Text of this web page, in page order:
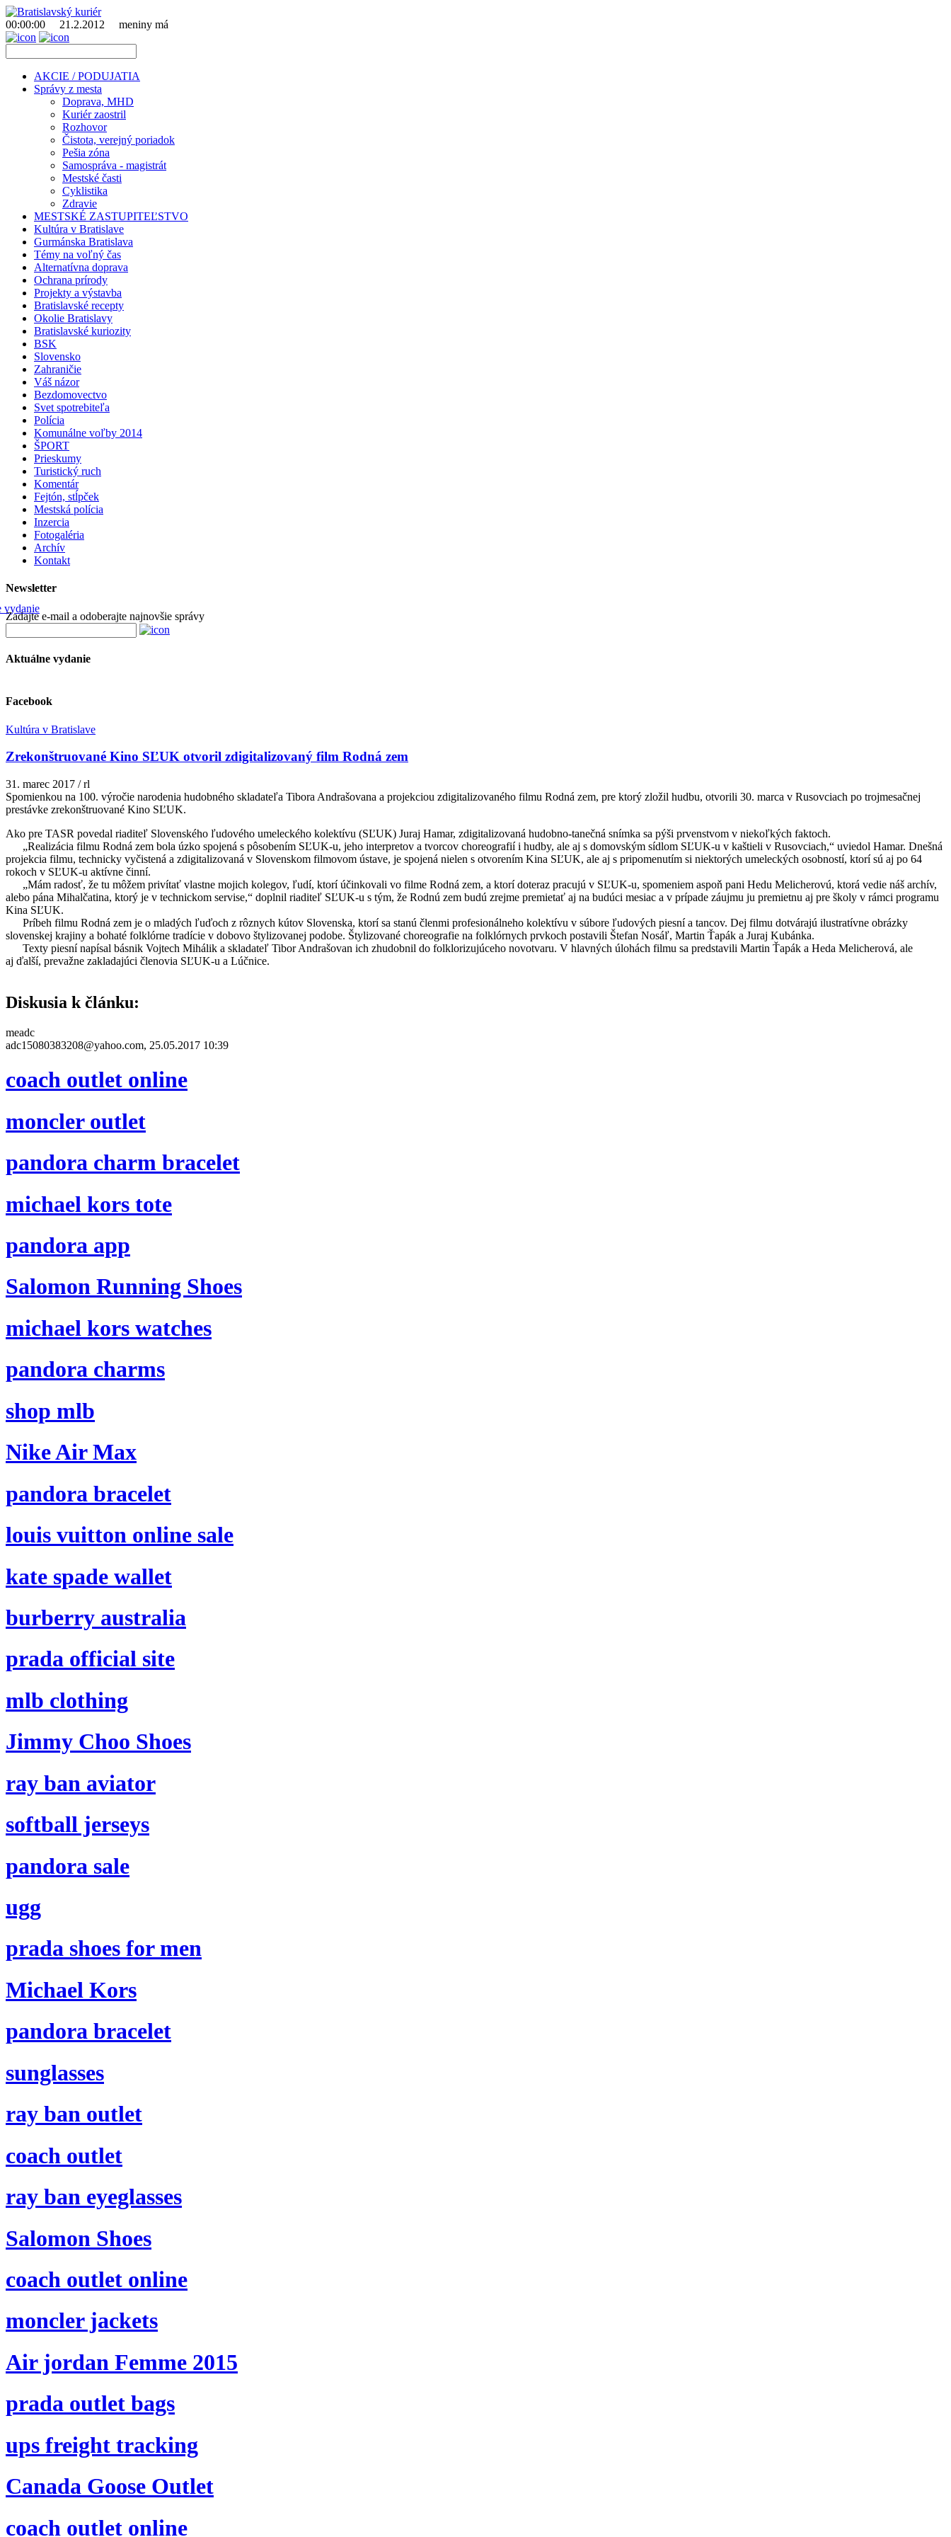
00:00:00 21.2.2012 meniny má
AKCIE / PODUJATIA
Správy z mesta
Doprava, MHD
Kuriér zaostril
Rozhovor
Čistota, verejný poriadok
Pešia zóna
Samospráva - magistrát
Mestské časti
Cyklistika
Zdravie
MESTSKÉ ZASTUPITEĽSTVO
Kultúra v Bratislave
Gurmánska Bratislava
Témy na voľný čas
Alternatívna doprava
Ochrana prírody
Projekty a výstavba
Bratislavské recepty
Okolie Bratislavy
Bratislavské kuriozity
BSK
Slovensko
Zahraničie
Váš názor
Bezdomovectvo
Svet spotrebiteľa
Polícia
Komunálne voľby 2014
ŠPORT
Prieskumy
Turistický ruch
Komentár
Fejtón, stĺpček
Mestská polícia
Inzercia
Fotogaléria
Archív
Kontakt
Newsletter
Zadajte e-mail a odoberajte najnovšie správy
Aktuálne vydanie
Facebook
Kultúra v Bratislave
Zrekonštruované Kino SĽUK otvoril zdigitalizovaný film Rodná zem
31. marec 2017 /rl
Spomienkou na 100. výročie narodenia hudobného skladateľa Tibora Andrašovana a projekciou zdigitalizovaného filmu Rodná zem, pre ktorý zložil hudbu, otvorili 30. marca v Rusovciach po trojmesačnej
prestávke zrekonštruované Kino SĽUK.
Ako pre TASR povedal riaditeľ Slovenského ľudového umeleckého kolektívu (SĽUK) Juraj Hamar, zdigitalizovaná hudobno-tanečná snímka sa pýši prvenstvom v niekoľkých faktoch.
„Realizácia filmu Rodná zem bola úzko spojená s pôsobením SĽUK-u, jeho interpretov a tvorcov choreografií i hudby, ale aj s domovským sídlom SĽUK-u v kaštieli v Rusovciach,“ uviedol Hamar. Dnešná
projekcia filmu, technicky vyčistená a zdigitalizovaná v Slovenskom filmovom ústave, je spojená nielen s otvorením Kina SĽUK, ale aj s pripomenutím si niektorých umeleckých osobností, ktorí sú aj po 64
rokoch v SĽUK-u aktívne činní.
„Mám radosť, že tu môžem privítať vlastne mojich kolegov, ľudí, ktorí účinkovali vo filme Rodná zem, a ktorí doteraz pracujú v SĽUK-u, spomeniem aspoň pani Hedu Melicherovú, ktorá vedie náš archív,
alebo pána Mihalčatina, ktorý je v technickom servise,“ doplnil riaditeľ SĽUK-u s tým, že Rodnú zem budú zrejme premietať aj na budúci mesiac a v prípade záujmu ju premietnu aj pre školy v rámci programu
Kina SĽUK.
Príbeh filmu Rodná zem je o mladých ľuďoch z rôznych kútov Slovenska, ktorí sa stanú členmi profesionálneho kolektívu v súbore ľudových piesní a tancov. Dej filmu dotvárajú ilustratívne obrázky
slovenskej krajiny a bohaté folklórne tradície v dobovo štylizovanej podobe. Štylizované choreografie na folklórnych prvkoch postavili Štefan Nosáľ, Martin Ťapák a Juraj Kubánka.
Texty piesní napísal básnik Vojtech Mihálik a skladateľ Tibor Andrašovan ich zhudobnil do folklorizujúceho novotvaru. V hlavných úlohách filmu sa predstavili Martin Ťapák a Heda Melicherová, ale
aj ďalší, prevažne zakladajúci členovia SĽUK-u a Lúčnice.
Diskusia k článku:
meadc
adc15080383208@yahoo.com, 25.05.2017 10:39
coach outlet online
moncler outlet
pandora charm bracelet
michael kors tote
pandora app
Salomon Running Shoes
michael kors watches
pandora charms
shop mlb
Nike Air Max
pandora bracelet
louis vuitton online sale
kate spade wallet
burberry australia
prada official site
mlb clothing
Jimmy Choo Shoes
ray ban aviator
softball jerseys
pandora sale
ugg
prada shoes for men
Michael Kors
pandora bracelet
sunglasses
ray ban outlet
coach outlet
ray ban eyeglasses
Salomon Shoes
coach outlet online
moncler jackets
Air jordan Femme 2015
prada outlet bags
ups freight tracking
Canada Goose Outlet
coach outlet online